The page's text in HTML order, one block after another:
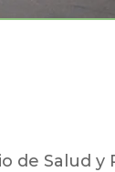
de Salud y